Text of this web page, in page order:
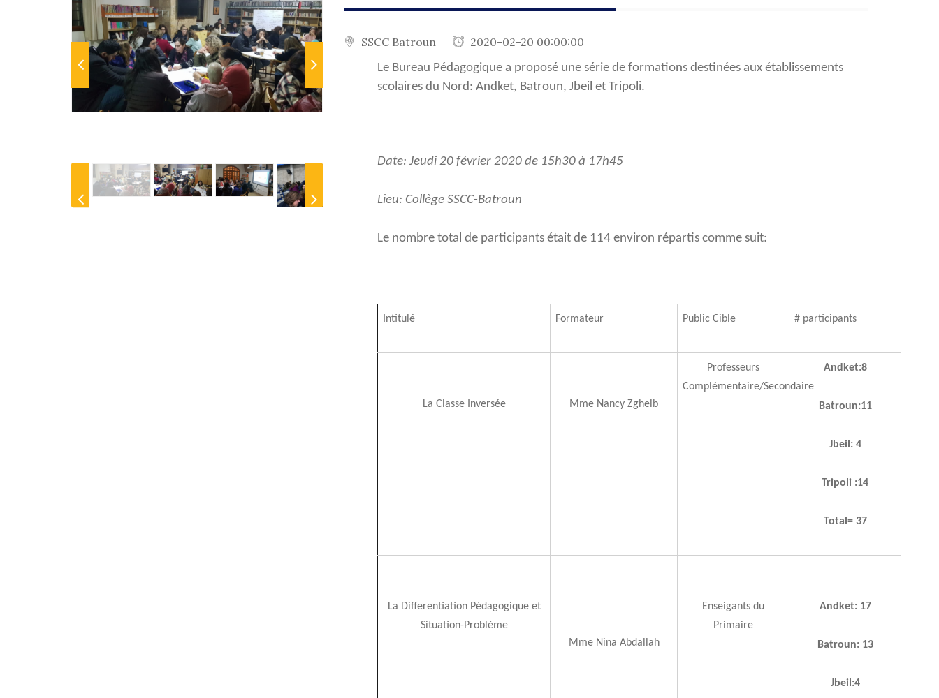
Previous Next
SSCC Batroun 2020-02-20 00:00:00
Le Bureau Pédagogique a proposé une série de formations destinées aux établissements
scolaires du Nord: Andket, Batroun, Jbeil et Tripoli.
Date: Jeudi 20 février 2020 de 15h30 à 17h45
Lieu: Collège SSCC-Batroun
Le nombre total de participants était de 114 environ répartis comme suit:
Intitulé Formateur Public Cible # participants
La Classe Inversée Mme Nancy Zgheib
Professeurs
Complémentaire/Secondaire
Andket:8
Batroun:11
Jbeil: 4
Tripoli :14
Total= 37
La Differentiation Pédagogique et
Situation-Problème
Mme Nina Abdallah
Enseigants du
Primaire
Andket: 17
Batroun: 13
Jbeil:4